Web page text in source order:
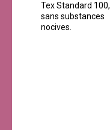
Tex Standard 100,
sans substances
nocives.